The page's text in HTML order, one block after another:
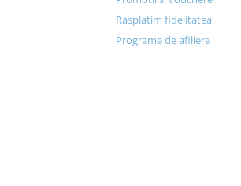
Rasplatim fidelitatea
Programe de afiliere